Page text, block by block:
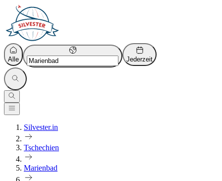
Alle Jederzeit
Silvester.in
Tschechien
Marienbad